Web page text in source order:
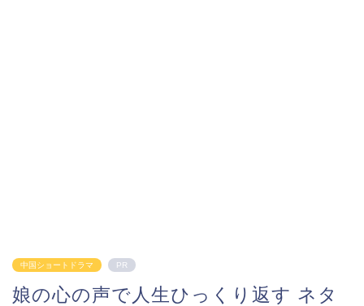
中国ショートドラマ PR
娘の心の声で人生ひっくり返す ネタ